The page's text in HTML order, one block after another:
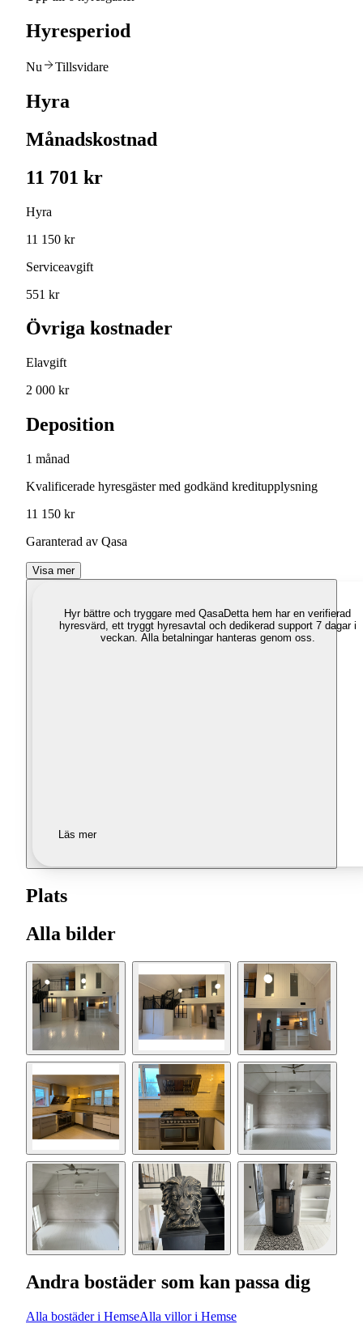
Hyresperiod
Nu Tillsvidare
Hyra
Månadskostnad
11 701 kr
Hyra
11 150 kr
Serviceavgift
551 kr
Övriga kostnader
Elavgift
2 000 kr
Deposition
1 månad
Kvalificerade hyresgäster med godkänd kreditupplysning
11 150 kr
Garanterad av Qasa
Visa mer
Hyr bättre och tryggare med QasaDetta hem har en verifierad
hyresvärd, ett tryggt hyresavtal och dedikerad support 7 dagar i
veckan. Alla betalningar hanteras genom oss.
Läs mer
Plats
Alla bilder
Andra bostäder som kan passa dig
Alla bostäder i HemseAlla villor i Hemse